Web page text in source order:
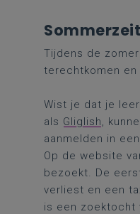
Tijdens de
terechtkomen
Wist je dat je
als Gliglish,
aanmelden in
Op de website
bezoekt. De
verliest en een
is een zoektocht